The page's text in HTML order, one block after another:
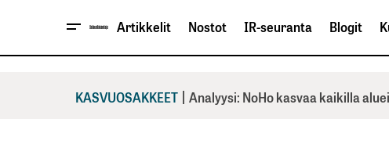
Artikkelit Nostot IR-seuranta Blogit
KASVUOSAKKEET | Analyysi: NoHo kasvaa kaikilla